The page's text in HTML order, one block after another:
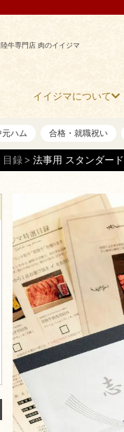
牛専門店 肉のイイジマ
イイジマについて
元ハム 合格・就職祝い
目録 法事用 スタンダー